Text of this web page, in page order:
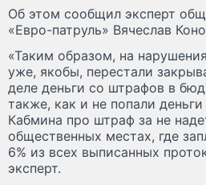
Об этом сообщил эксперт
«Евро-патруль» Вячеслав
«Таким образом, на
уже, якобы, перестали
деле деньги со штрафов в
также, как и не попали
Кабмина про штраф за не
общественных местах, где
6% из всех выписанных
эксперт.